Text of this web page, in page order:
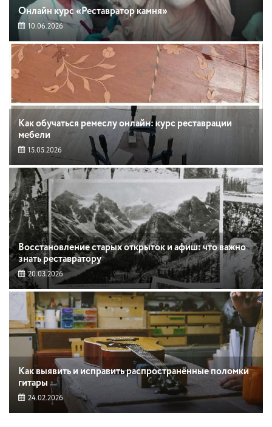
Онлайн курс «Реставратор камня»
10.06.2026
Как обучаться ремеслу онлайн: курс реставрации
мебели
15.05.2026
Восстановление старых открыток и афиш: что важно
знать реставратору
20.03.2026
Как выявить и исправить распространённые поломки
гитары
24.02.2026